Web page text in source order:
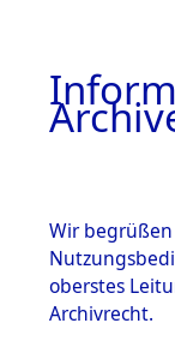
Wir begrüßen
oberstes
Archivrecht.